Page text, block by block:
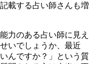
載する占い師さんも増
力のある占い師に見え
いでしょうか、最近
んですか？」という質